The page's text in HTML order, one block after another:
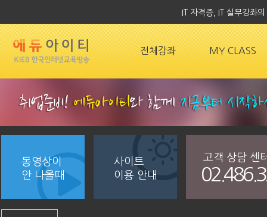
IT 자격증, IT 실무강좌
전체강좌 MY CLASS
동영상이
안 나올때
사이트
이용 안내
고객 상담 센